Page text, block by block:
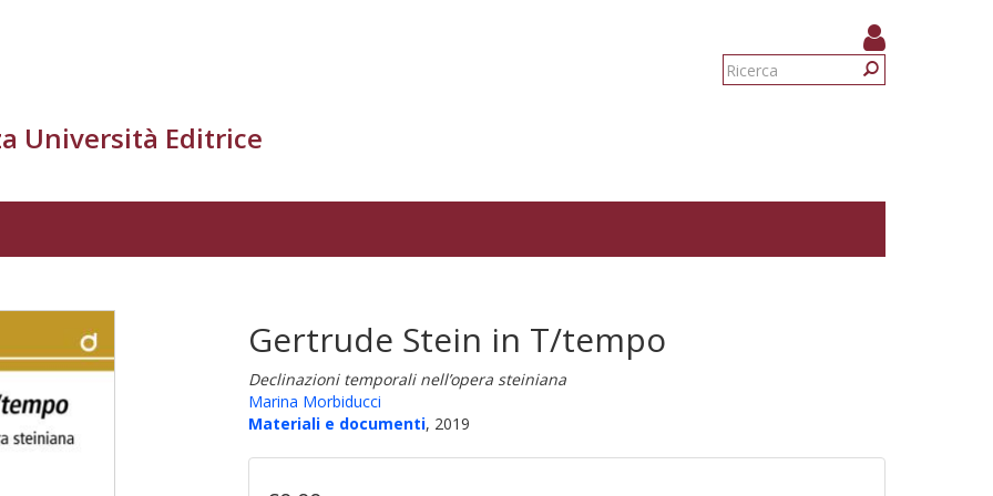
Form
Università Editrice
Gertrude Stein in T/tempo
Declinazioni temporali nell’opera steiniana
Marina Morbiducci
Materiali e documenti, 2019